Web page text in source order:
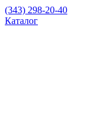
(343) 298-20-40
Каталог